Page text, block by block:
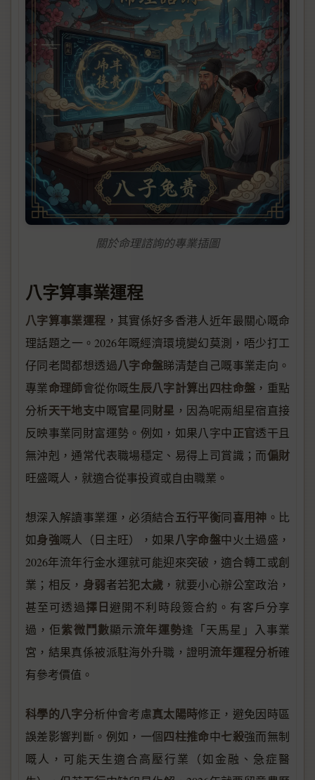
關於命理諮詢的專業插圖
八字算事業運程
八字算事業運程 ，其實係好多香港人近年最關心嘅命
理話題之一。2026年嘅經濟環境變幻莫測，唔少打工
仔同老闆都想透過八字命盤睇清楚自己嘅事業走向。
專業命理師會從你嘅生辰八字計算出四柱命盤 ，重點
分析天干地支中嘅官星同財星 ，因為呢兩組星宿直接
反映事業同財富運勢。例如，如果八字中正官透干且
無沖剋，通常代表職場穩定、易得上司賞識；而偏財
旺盛嘅人，就適合從事投資或自由職業。
想深入解讀事業運，必須結合五行平衡同喜用神 。比
如身強嘅人（日主旺），如果八字命盤中火土過盛，
2026年流年行金水運就可能迎來突破，適合轉工或創
業；相反， 身弱者若犯太歲 ，就要小心辦公室政治，
甚至可透過擇日避開不利時段簽合約。有客戶分享
過，佢紫微鬥數顯示流年運勢逢「天馬星」入事業
宮，結果真係被派駐海外升職，證明流年運程分析確
有參考價值。
科學的八字分析仲會考慮真太陽時修正，避免因時區
誤差影響判斷。例如，一個四柱推命中七殺強而無制
嘅人，可能天生適合高壓行業（如金融、急症醫